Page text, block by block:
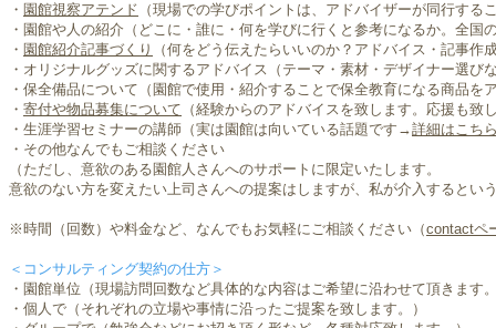
・ 園館視察アテンド （現場での学びポイントは、アドバイザーが同行する
・園館や人の紹介（どこに・誰に・何を学びに行くと参考になるか。全
・ 園館紹介記事づくり
（何をどう伝えたらいいのか？アドバイス・記事作
・​オリジナルグッズに関するアドバイス（テーマ・素材・デザイナー選び
・保全備品について（園館で使用・紹介することで保全教育になる商品を
​・ 寄付や物品募集について （経験からのアドバイスを致します。応援も致
​・生涯学習セミナーの講師（実は園館は向いている話題です→詳細はこち
​・その他なんでもご相談ください
（ただし、意欲のある園館人さんへのサポートに限定いたします。
意欲のない方を変えたい上司さんへの提案はしますが、私が介入するとい
※時間（回数）や料金など、なんでもお気軽にご相談ください（contactペ
＜コンサルティング契約の仕方＞
・園館単位（現場訪問回数など具体的な内容はご希望に沿わせて頂きます
・個人で（それぞれの立場や事情に沿ったご提案を致します。）